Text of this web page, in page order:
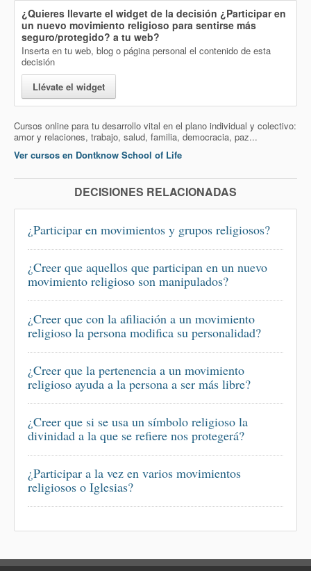
¿Quieres llevarte el widget de la decisión ¿Participar en
un nuevo movimiento religioso para sentirse más
seguro/protegido? a tu web?
Inserta en tu web, blog o página personal el contenido de esta
decisión
Llévate el widget
Cursos online para tu desarrollo vital en el plano individual y colectivo:
amor y relaciones, trabajo, salud, familia, democracia, paz...
Ver cursos en Dontknow School of Life
DECISIONES RELACIONADAS
¿Participar en movimientos y grupos religiosos?
¿Creer que aquellos que participan en un nuevo
movimiento religioso son manipulados?
¿Creer que con la afiliación a un movimiento
religioso la persona modifica su personalidad?
¿Creer que la pertenencia a un movimiento
religioso ayuda a la persona a ser más libre?
¿Creer que si se usa un símbolo religioso la
divinidad a la que se refiere nos protegerá?
¿Participar a la vez en varios movimientos
religiosos o Iglesias?